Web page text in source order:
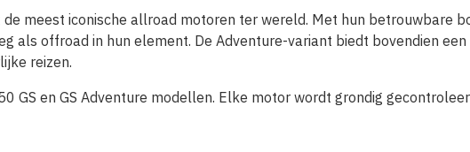
de meest iconische allroad motoren ter wereld. Met hun betrouwbare
als offroad in hun element. De Adventure-variant biedt bovendien
reizen.
GS en GS Adventure modellen. Elke motor wordt grondig